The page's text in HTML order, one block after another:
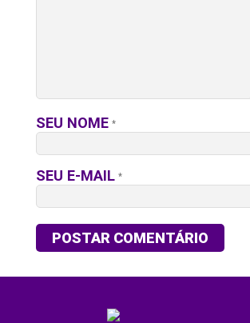
SEU NOME *
SEU E-MAIL *